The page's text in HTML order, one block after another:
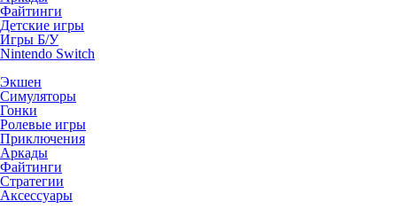
Файтинги
Детские игры
Игры Б/У
Nintendo Switch
Экшен
Симуляторы
Гонки
Ролевые игры
Приключения
Аркады
Файтинги
Стратегии
Аксессуары